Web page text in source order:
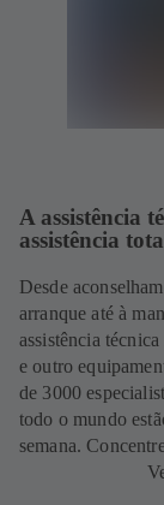
A assistência
assistência
Desde
arranque até à
assistência
e outro
de 3000
todo o mundo
semana.